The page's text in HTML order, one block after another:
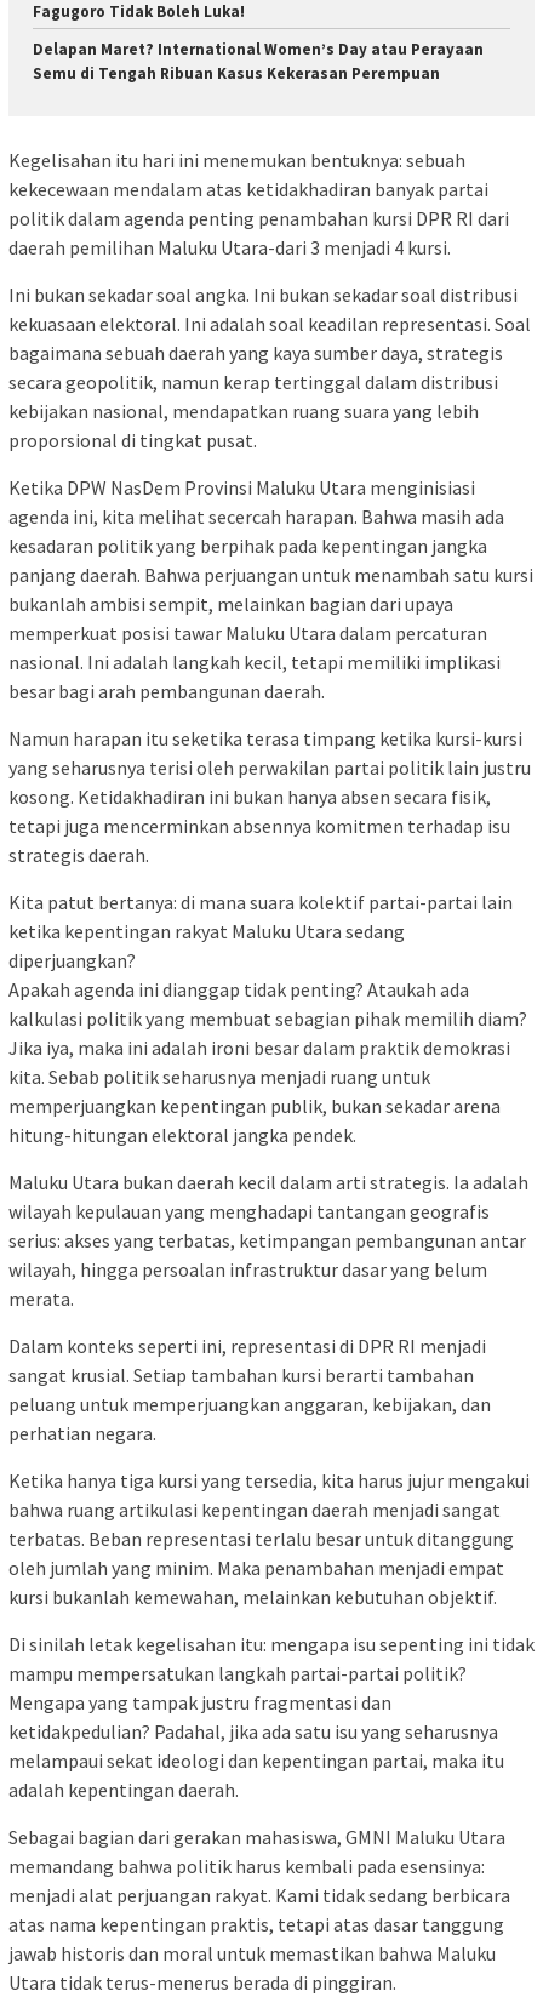
Fagugoro Tidak Boleh Luka!
Delapan Maret? International Women’s Day atau Perayaan
Semu di Tengah Ribuan Kasus Kekerasan Perempuan
Kegelisahan itu hari ini menemukan bentuknya: sebuah
kekecewaan mendalam atas ketidakhadiran banyak partai
politik dalam agenda penting penambahan kursi DPR RI dari
daerah pemilihan Maluku Utara-dari 3 menjadi 4 kursi.
Ini bukan sekadar soal angka. Ini bukan sekadar soal distribusi
kekuasaan elektoral. Ini adalah soal keadilan representasi. Soal
bagaimana sebuah daerah yang kaya sumber daya, strategis
secara geopolitik, namun kerap tertinggal dalam distribusi
kebijakan nasional, mendapatkan ruang suara yang lebih
proporsional di tingkat pusat.
Ketika DPW NasDem Provinsi Maluku Utara menginisiasi
agenda ini, kita melihat secercah harapan. Bahwa masih ada
kesadaran politik yang berpihak pada kepentingan jangka
panjang daerah. Bahwa perjuangan untuk menambah satu kursi
bukanlah ambisi sempit, melainkan bagian dari upaya
memperkuat posisi tawar Maluku Utara dalam percaturan
nasional. Ini adalah langkah kecil, tetapi memiliki implikasi
besar bagi arah pembangunan daerah.
Namun harapan itu seketika terasa timpang ketika kursi-kursi
yang seharusnya terisi oleh perwakilan partai politik lain justru
kosong. Ketidakhadiran ini bukan hanya absen secara fisik,
tetapi juga mencerminkan absennya komitmen terhadap isu
strategis daerah.
Kita patut bertanya: di mana suara kolektif partai-partai lain
ketika kepentingan rakyat Maluku Utara sedang
diperjuangkan?
Apakah agenda ini dianggap tidak penting? Ataukah ada
kalkulasi politik yang membuat sebagian pihak memilih diam?
Jika iya, maka ini adalah ironi besar dalam praktik demokrasi
kita. Sebab politik seharusnya menjadi ruang untuk
memperjuangkan kepentingan publik, bukan sekadar arena
hitung-hitungan elektoral jangka pendek.
Maluku Utara bukan daerah kecil dalam arti strategis. Ia adalah
wilayah kepulauan yang menghadapi tantangan geografis
serius: akses yang terbatas, ketimpangan pembangunan antar
wilayah, hingga persoalan infrastruktur dasar yang belum
merata.
Dalam konteks seperti ini, representasi di DPR RI menjadi
sangat krusial. Setiap tambahan kursi berarti tambahan
peluang untuk memperjuangkan anggaran, kebijakan, dan
perhatian negara.
Ketika hanya tiga kursi yang tersedia, kita harus jujur mengakui
bahwa ruang artikulasi kepentingan daerah menjadi sangat
terbatas. Beban representasi terlalu besar untuk ditanggung
oleh jumlah yang minim. Maka penambahan menjadi empat
kursi bukanlah kemewahan, melainkan kebutuhan objektif.
Di sinilah letak kegelisahan itu: mengapa isu sepenting ini tidak
mampu mempersatukan langkah partai-partai politik?
Mengapa yang tampak justru fragmentasi dan
ketidakpedulian? Padahal, jika ada satu isu yang seharusnya
melampaui sekat ideologi dan kepentingan partai, maka itu
adalah kepentingan daerah.
Sebagai bagian dari gerakan mahasiswa, GMNI Maluku Utara
memandang bahwa politik harus kembali pada esensinya:
menjadi alat perjuangan rakyat. Kami tidak sedang berbicara
atas nama kepentingan praktis, tetapi atas dasar tanggung
jawab historis dan moral untuk memastikan bahwa Maluku
Utara tidak terus-menerus berada di pinggiran.